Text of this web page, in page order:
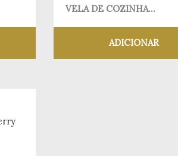
VELA DE COZINHA...
ADICIONAR